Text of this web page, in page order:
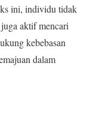
ini, individu tidak
aktif mencari
kebebasan
dalam